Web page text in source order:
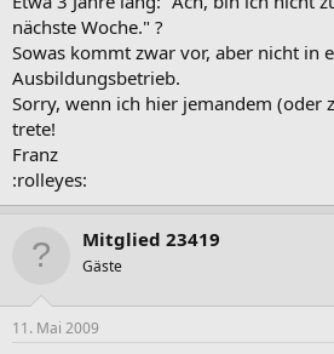
nächste Woche." ?
Sowas kommt zwar vor, aber nicht in
Ausbildungsbetrieb.
Sorry, wenn ich hier jemandem (oder
trete!
Franz
:rolleyes:
Mitglied 23419
Gäste
11. Mai 2009